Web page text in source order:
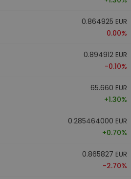
0.864925 EUR
0.00%
0.894912 EUR
-0.10%
65.660 EUR
+1.30%
0.285464000 EUR
+0.70%
0.865827 EUR
-2.70%